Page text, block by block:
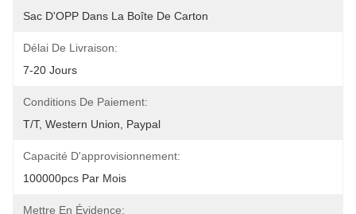
Sac D'OPP Dans La Boîte De Carton
Délai De Livraison:
7-20 Jours
Conditions De Paiement:
T/T, Western Union, Paypal
Capacité D'approvisionnement:
100000pcs Par Mois
Mettre En Évidence: